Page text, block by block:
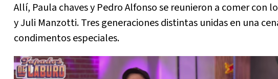
Allí, Paula chaves y Pedro Alfonso se reunieron a comer con
y Juli Manzotti. Tres generaciones distintas unidas en una
condimentos especiales.